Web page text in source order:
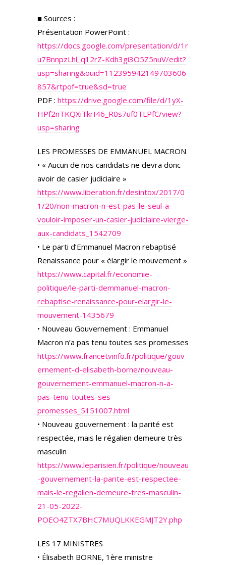
■ Sources :
Présentation PowerPoint :
https://docs.google.com/presentation/d/1r
u7BnnpzLhl_q12rZ-Kdh3gi3O5Z5nuV/edit?
usp=sharing&ouid=112395942149703606
857&rtpof=true&sd=true
PDF : https://drive.google.com/file/d/1yX-
HPf2nTKQXiTkrI46_R0s7uf0TLPfC/view?
usp=sharing
LES PROMESSES DE EMMANUEL MACRON
• « Aucun de nos candidats ne devra donc
avoir de casier judiciaire »
https://www.liberation.fr/desintox/2017/0
1/20/non-macron-n-est-pas-le-seul-a-
vouloir-imposer-un-casier-judiciaire-vierge-
aux-candidats_1542709
• Le parti d’Emmanuel Macron rebaptisé
Renaissance pour « élargir le mouvement »
https://www.capital.fr/economie-
politique/le-parti-demmanuel-macron-
rebaptise-renaissance-pour-elargir-le-
mouvement-1435679
• Nouveau Gouvernement : Emmanuel
Macron n’a pas tenu toutes ses promesses
https://www.francetvinfo.fr/politique/gouv
ernement-d-elisabeth-borne/nouveau-
gouvernement-emmanuel-macron-n-a-
pas-tenu-toutes-ses-
promesses_5151007.html
• Nouveau gouvernement : la parité est
respectée, mais le régalien demeure très
masculin
https://www.leparisien.fr/politique/nouveau
-gouvernement-la-parite-est-respectee-
mais-le-regalien-demeure-tres-masculin-
21-05-2022-
POEO4ZTX7BHC7MUQLKKEGMJT2Y.php
LES 17 MINISTRES
• Élisabeth BORNE, 1ère ministre